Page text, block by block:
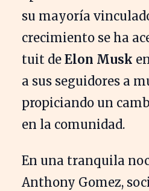
su mayoría
crecimiento se ha
tuit de Elon Musk
a sus seguidores a
propiciando un
en la comunidad.
En una tranquila
Anthony Gomez,